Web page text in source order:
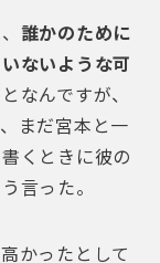
誰かのために
ないような可
なんですが、
まだ宮本と一
くときに彼の
言った。
かったとして